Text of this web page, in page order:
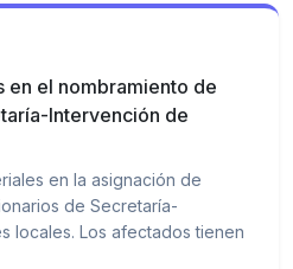
el nombramiento de
Intervención de
en la asignación de
de Secretaría-
locales. Los afectados tienen